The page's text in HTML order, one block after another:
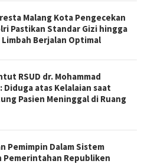
Malang Kota Pengecekan
Pastikan Standar Gizi hingga
Berjalan Optimal
RSUD dr. Mohammad
Diduga atas Kelalaian saat
Pasien Meninggal di Ruang
Pemimpin Dalam Sistem
Pemerintahan Republiken